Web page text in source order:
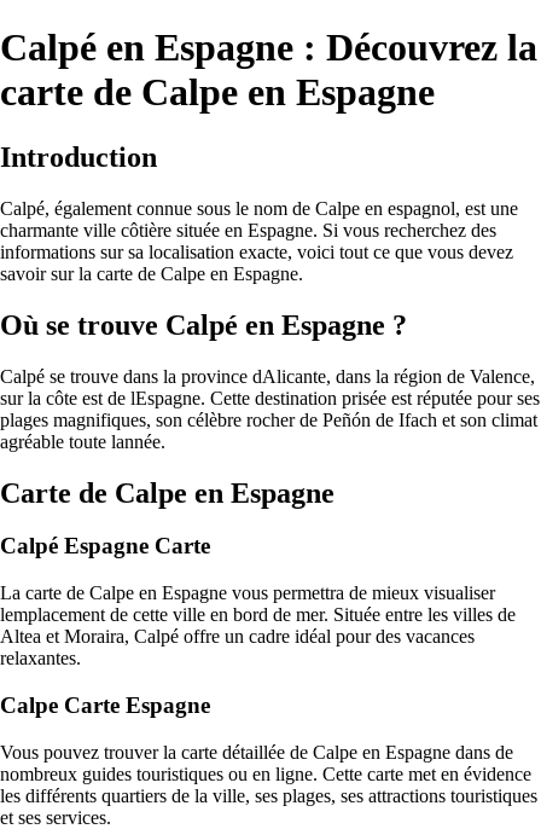
Calpé en Espagne : Découvrez la
carte de Calpe en Espagne
Introduction
Calpé, également connue sous le nom de Calpe en espagnol, est une
charmante ville côtière située en Espagne. Si vous recherchez des
informations sur sa localisation exacte, voici tout ce que vous devez
savoir sur la carte de Calpe en Espagne.
Où se trouve Calpé en Espagne ?
Calpé se trouve dans la province dAlicante, dans la région de Valence,
sur la côte est de lEspagne. Cette destination prisée est réputée pour ses
plages magnifiques, son célèbre rocher de Peñón de Ifach et son climat
agréable toute lannée.
Carte de Calpe en Espagne
Calpé Espagne Carte
La carte de Calpe en Espagne vous permettra de mieux visualiser
lemplacement de cette ville en bord de mer. Située entre les villes de
Altea et Moraira, Calpé offre un cadre idéal pour des vacances
relaxantes.
Calpe Carte Espagne
Vous pouvez trouver la carte détaillée de Calpe en Espagne dans de
nombreux guides touristiques ou en ligne. Cette carte met en évidence
les différents quartiers de la ville, ses plages, ses attractions touristiques
et ses services.